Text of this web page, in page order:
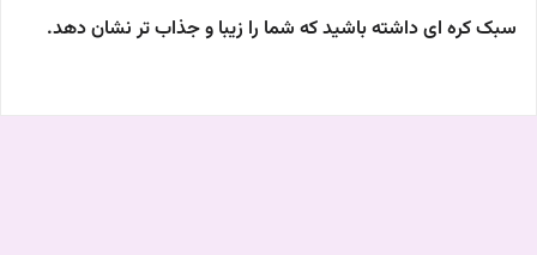
سبک کره ای داشته باشید که شما را زیبا و جذاب تر نشان دهد.